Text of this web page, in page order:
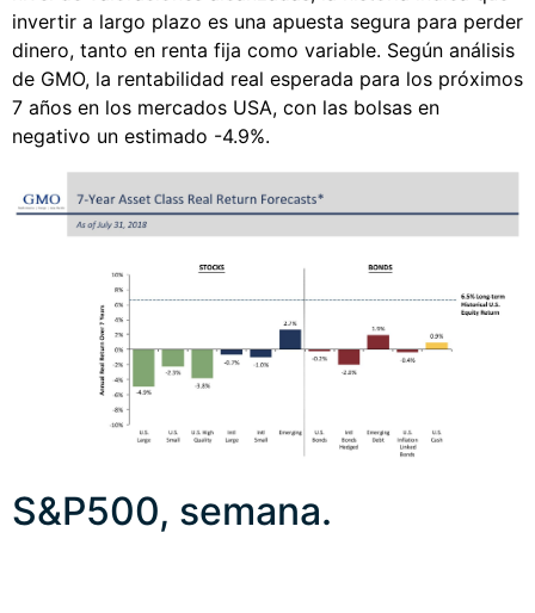
invertir a largo plazo es una apuesta segura para perder
dinero, tanto en renta fija como variable. Según análisis
de GMO, la rentabilidad real esperada para los próximos
7 años en los mercados USA, con las bolsas en
negativo un estimado -4.9%.
S&P500, semana.